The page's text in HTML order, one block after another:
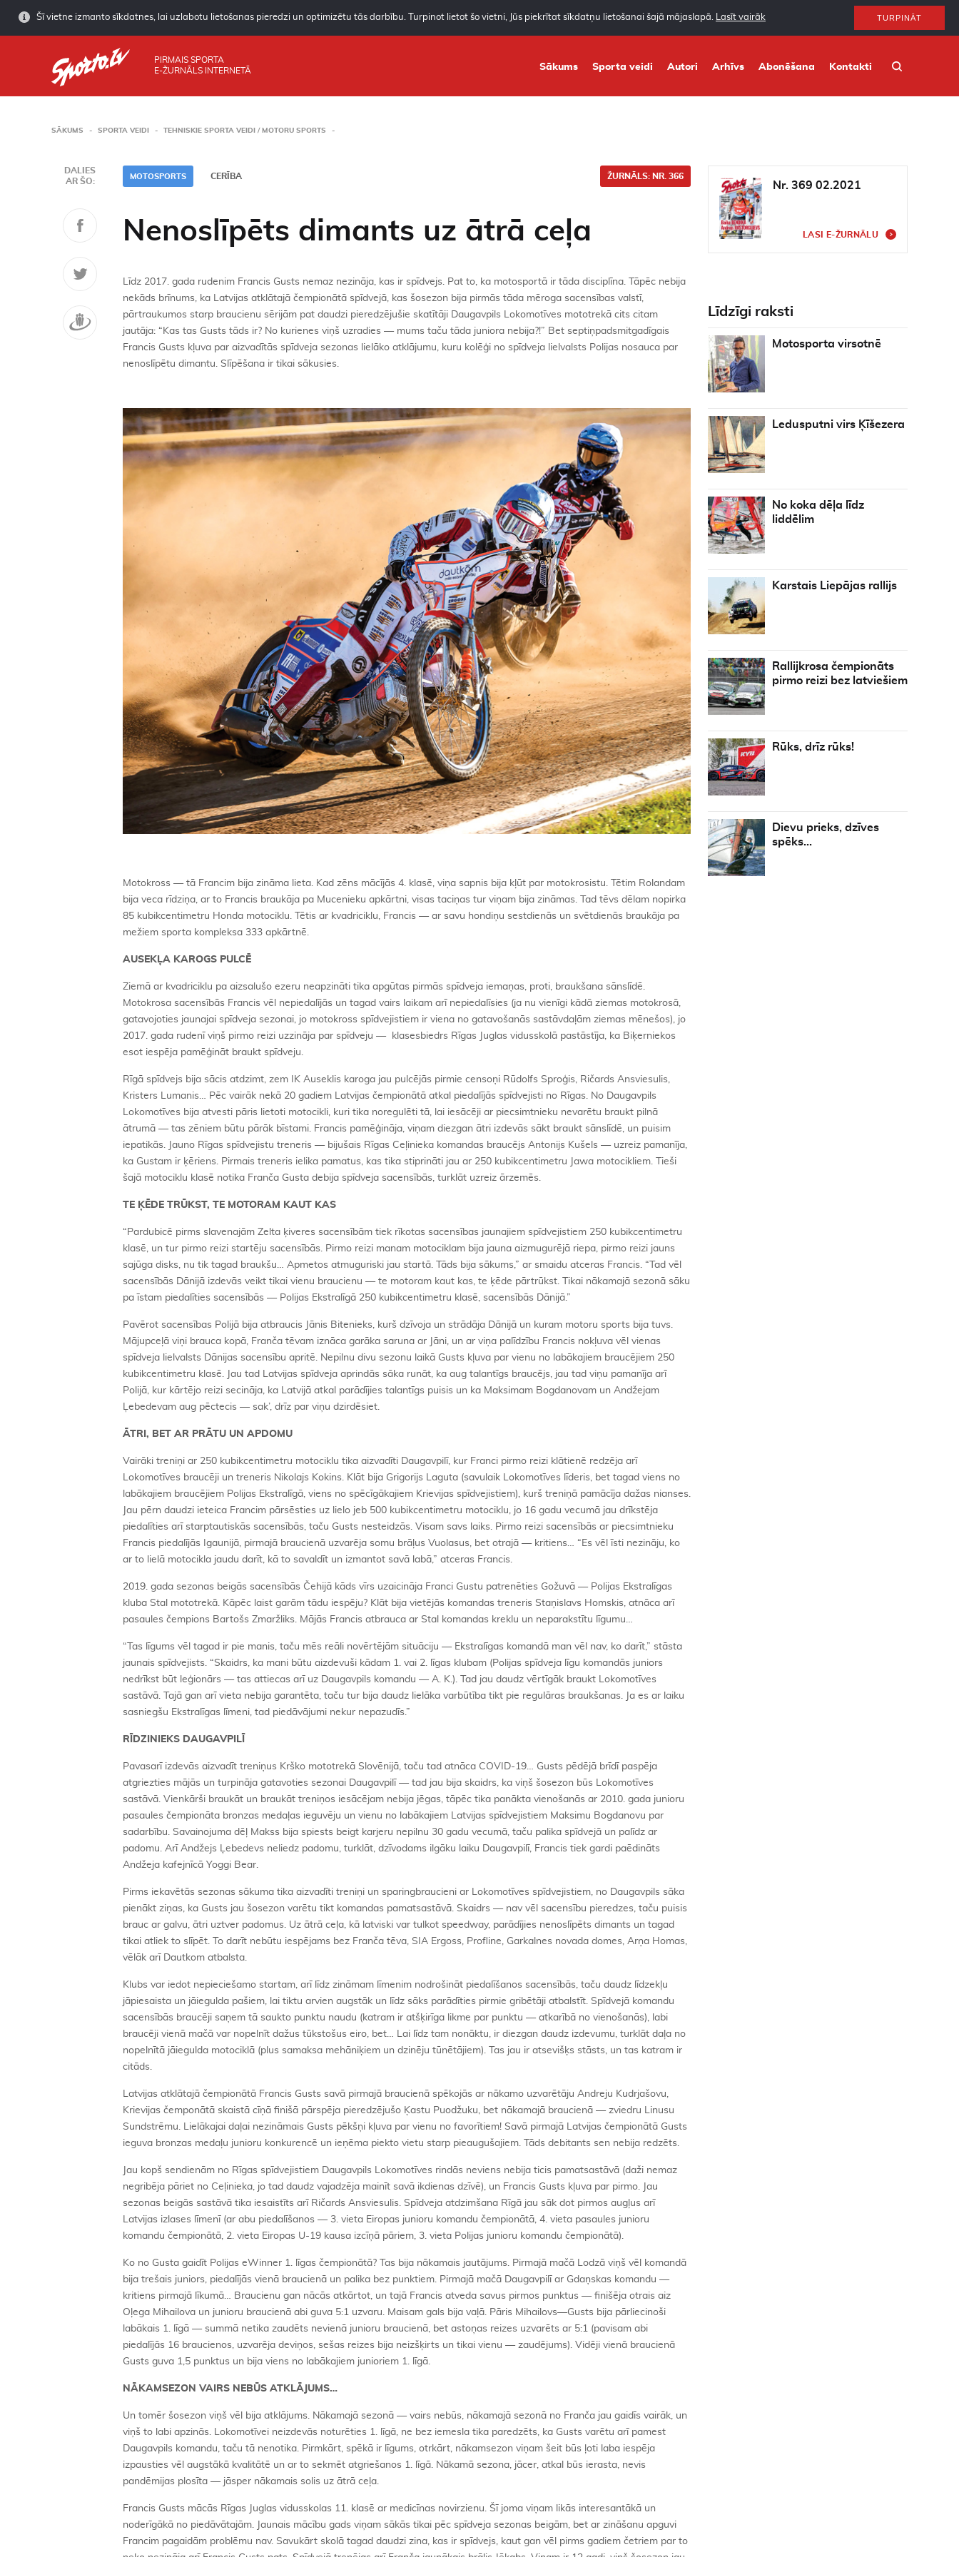
Šī vietne izmanto sīkdatnes, lai uzlabotu lietošanas pieredzi un optimizētu tās darbību. Turpinot lietot šo vietni, Jūs piekrītat sīkdatņu lietošanai šajā mājaslapā. Lasīt vairāk TURPINĀT
PIRMAIS SPORTA
E-ŽURNĀLS INTERNETĀ
Sākums Sporta veidi Autori Arhīvs Abonēšana Kontakti
SĀKUMS SPORTA VEIDI TEHNISKIE SPORTA VEIDI / MOTORU SPORTS
DALIES
AR ŠO:
MOTOSPORTS ŽURNĀLS: NR. 366
CERĪBA
Nenoslīpēts dimants uz ātrā ceļa
Līdz 2017. gada rudenim Francis Gusts nemaz nezināja, kas ir spīdvejs. Pat to, ka motosportā ir tāda disciplīna. Tāpēc nebija
nekāds brīnums, ka Latvijas atklātajā čempionātā spīdvejā, kas šosezon bija pirmās tāda mēroga sacensības valstī,
pārtraukumos starp braucienu sērijām pat daudzi pieredzējušie skatītāji Daugavpils Lokomotīves mototrekā cits citam
jautāja: “Kas tas Gusts tāds ir? No kurienes viņš uzradies — mums taču tāda juniora nebija?!” Bet septiņpadsmitgadīgais
Francis Gusts kļuva par aizvadītās spīdveja sezonas lielāko atklājumu, kuru kolēģi no spīdveja lielvalsts Polijas nosauca par
nenoslīpētu dimantu. Slīpēšana ir tikai sākusies.
Motokross — tā Francim bija zināma lieta. Kad zēns mācījās 4. klasē, viņa sapnis bija kļūt par motokrosistu. Tētim Rolandam
bija veca rīdziņa, ar to Francis braukāja pa Mucenieku apkārtni, visas taciņas tur viņam bija zināmas. Tad tēvs dēlam nopirka
85 kubikcentimetru Honda motociklu. Tētis ar kvadriciklu, Francis — ar savu hondiņu sestdienās un svētdienās braukāja pa
mežiem sporta kompleksa 333 apkārtnē.
AUSEKĻA KAROGS PULCĒ
Ziemā ar kvadriciklu pa aizsalušo ezeru neapzināti tika apgūtas pirmās spīdveja iemaņas, proti, braukšana sānslīdē.
Motokrosa sacensībās Francis vēl nepiedalījās un tagad vairs laikam arī nepiedalīsies (ja nu vienīgi kādā ziemas motokrosā,
gatavojoties jaunajai spīdveja sezonai, jo motokross spīdvejistiem ir viena no gatavošanās sastāvdaļām ziemas mēnešos), jo
2017. gada rudenī viņš pirmo reizi uzzināja par spīdveju — klasesbiedrs Rīgas Juglas vidusskolā pastāstīja, ka Biķerniekos
esot iespēja pamēģināt braukt spīdveju.
Rīgā spīdvejs bija sācis atdzimt, zem IK Auseklis karoga jau pulcējās pirmie censoņi Rūdolfs Sproģis, Ričards Ansviesulis,
Kristers Lumanis… Pēc vairāk nekā 20 gadiem Latvijas čempionātā atkal piedalījās spīdvejisti no Rīgas. No Daugavpils
Lokomotīves bija atvesti pāris lietoti motocikli, kuri tika noregulēti tā, lai iesācēji ar piecsimtnieku nevarētu braukt pilnā
ātrumā — tas zēniem būtu pārāk bīstami. Francis pamēģināja, viņam diezgan ātri izdevās sākt braukt sānslīdē, un puisim
iepatikās. Jauno Rīgas spīdvejistu treneris — bijušais Rīgas Ceļinieka komandas braucējs Antonijs Kušels — uzreiz pamanīja,
ka Gustam ir ķēriens. Pirmais treneris ielika pamatus, kas tika stiprināti jau ar 250 kubikcentimetru Jawa motocikliem. Tieši
šajā motociklu klasē notika Franča Gusta debija spīdveja sacensībās, turklāt uzreiz ārzemēs.
TE ĶĒDE TRŪKST, TE MOTORAM KAUT KAS
“Pardubicē pirms slavenajām Zelta ķiveres sacensībām tiek rīkotas sacensības jaunajiem spīdvejistiem 250 kubikcentimetru
klasē, un tur pirmo reizi startēju sacensībās. Pirmo reizi manam motociklam bija jauna aizmugurējā riepa, pirmo reizi jauns
sajūga disks, nu tik tagad braukšu… Apmetos atmuguriski jau startā. Tāds bija sākums,” ar smaidu atceras Francis. “Tad vēl
sacensībās Dānijā izdevās veikt tikai vienu braucienu — te motoram kaut kas, te ķēde pārtrūkst. Tikai nākamajā sezonā sāku
pa īstam piedalīties sacensībās — Polijas Ekstralīgā 250 kubikcentimetru klasē, sacensībās Dānijā.”
Pavērot sacensības Polijā bija atbraucis Jānis Bitenieks, kurš dzīvoja un strādāja Dānijā un kuram motoru sports bija tuvs.
Mājupceļā viņi brauca kopā, Franča tēvam iznāca garāka saruna ar Jāni, un ar viņa palīdzību Francis nokļuva vēl vienas
spīdveja lielvalsts Dānijas sacensību apritē. Nepilnu divu sezonu laikā Gusts kļuva par vienu no labākajiem braucējiem 250
kubikcentimetru klasē. Jau tad Latvijas spīdveja aprindās sāka runāt, ka aug talantīgs braucējs, jau tad viņu pamanīja arī
Polijā, kur kārtējo reizi secināja, ka Latvijā atkal parādījies talantīgs puisis un ka Maksimam Bogdanovam un Andžejam
Ļebedevam aug pēctecis — sak’, drīz par viņu dzirdēsiet.
ĀTRI, BET AR PRĀTU UN APDOMU
Vairāki treniņi ar 250 kubikcentimetru motociklu tika aizvadīti Daugavpilī, kur Franci pirmo reizi klātienē redzēja arī
Lokomotīves braucēji un treneris Nikolajs Kokins. Klāt bija Grigorijs Laguta (savulaik Lokomotīves līderis, bet tagad viens no
labākajiem braucējiem Polijas Ekstralīgā, viens no spēcīgākajiem Krievijas spīdvejistiem), kurš treniņā pamācīja dažas nianses.
Jau pērn daudzi ieteica Francim pārsēsties uz lielo jeb 500 kubikcentimetru motociklu, jo 16 gadu vecumā jau drīkstēja
piedalīties arī starptautiskās sacensībās, taču Gusts nesteidzās. Visam savs laiks. Pirmo reizi sacensībās ar piecsimtnieku
Francis piedalījās Igaunijā, pirmajā braucienā uzvarēja somu brāļus Vuolasus, bet otrajā — kritiens… “Es vēl īsti nezināju, ko
ar to lielā motocikla jaudu darīt, kā to savaldīt un izmantot savā labā,” atceras Francis.
2019. gada sezonas beigās sacensībās Čehijā kāds vīrs uzaicināja Franci Gustu patrenēties Gožuvā — Polijas Ekstralīgas
kluba Stal mototrekā. Kāpēc laist garām tādu iespēju? Klāt bija vietējās komandas treneris Staņislavs Homskis, atnāca arī
pasaules čempions Bartošs Zmaržliks. Mājās Francis atbrauca ar Stal komandas kreklu un neparakstītu līgumu…
“Tas līgums vēl tagad ir pie manis, taču mēs reāli novērtējām situāciju — Ekstralīgas komandā man vēl nav, ko darīt,” stāsta
jaunais spīdvejists. “Skaidrs, ka mani būtu aizdevuši kādam 1. vai 2. līgas klubam (Polijas spīdveja līgu komandās juniors
nedrīkst būt leģionārs — tas attiecas arī uz Daugavpils komandu — A. K.). Tad jau daudz vērtīgāk braukt Lokomotīves
sastāvā. Tajā gan arī vieta nebija garantēta, taču tur bija daudz lielāka varbūtība tikt pie regulāras braukšanas. Ja es ar laiku
sasniegšu Ekstralīgas līmeni, tad piedāvājumi nekur nepazudīs.”
RĪDZINIEKS DAUGAVPILĪ
Pavasarī izdevās aizvadīt treniņus Krško mototrekā Slovēnijā, taču tad atnāca COVID-19… Gusts pēdējā brīdī paspēja
atgriezties mājās un turpināja gatavoties sezonai Daugavpilī — tad jau bija skaidrs, ka viņš šosezon būs Lokomotīves
sastāvā. Vienkārši braukāt un braukāt treniņos iesācējam nebija jēgas, tāpēc tika panākta vienošanās ar 2010. gada junioru
pasaules čempionāta bronzas medaļas ieguvēju un vienu no labākajiem Latvijas spīdvejistiem Maksimu Bogdanovu par
sadarbību. Savainojuma dēļ Makss bija spiests beigt karjeru nepilnu 30 gadu vecumā, taču palika spīdvejā un palīdz ar
padomu. Arī Andžejs Ļebedevs neliedz padomu, turklāt, dzīvodams ilgāku laiku Daugavpilī, Francis tiek gardi paēdināts
Andžeja kafejnīcā Yoggi Bear.
Pirms iekavētās sezonas sākuma tika aizvadīti treniņi un sparingbraucieni ar Lokomotīves spīdvejistiem, no Daugavpils sāka
pienākt ziņas, ka Gusts jau šosezon varētu tikt komandas pamatsastāvā. Skaidrs — nav vēl sacensību pieredzes, taču puisis
brauc ar galvu, ātri uztver padomus. Uz ātrā ceļa, kā latviski var tulkot speedway, parādījies nenoslīpēts dimants un tagad
tikai atliek to slīpēt. To darīt nebūtu iespējams bez Franča tēva, SIA Ergoss, Profline, Garkalnes novada domes, Arņa Homas,
vēlāk arī Dautkom atbalsta.
Klubs var iedot nepieciešamo startam, arī līdz zināmam līmenim nodrošināt piedalīšanos sacensībās, taču daudz līdzekļu
jāpiesaista un jāiegulda pašiem, lai tiktu arvien augstāk un līdz sāks parādīties pirmie gribētāji atbalstīt. Spīdvejā komandu
sacensībās braucēji saņem tā saukto punktu naudu (katram ir atšķirīga likme par punktu — atkarībā no vienošanās), labi
braucēji vienā mačā var nopelnīt dažus tūkstošus eiro, bet… Lai līdz tam nonāktu, ir diezgan daudz izdevumu, turklāt daļa no
nopelnītā jāiegulda motociklā (plus samaksa mehāniķiem un dzinēju tūnētājiem). Tas jau ir atsevišķs stāsts, un tas katram ir
citāds.
Latvijas atklātajā čempionātā Francis Gusts savā pirmajā braucienā spēkojās ar nākamo uzvarētāju Andreju Kudrjašovu,
Krievijas čemponātā skaistā cīņā finišā pārspēja pieredzējušo Ķastu Puodžuku, bet nākamajā braucienā — zviedru Linusu
Sundstrēmu. Lielākajai daļai nezināmais Gusts pēkšņi kļuva par vienu no favorītiem! Savā pirmajā Latvijas čempionātā Gusts
ieguva bronzas medaļu junioru konkurencē un ieņēma piekto vietu starp pieaugušajiem. Tāds debitants sen nebija redzēts.
Jau kopš sendienām no Rīgas spīdvejistiem Daugavpils Lokomotīves rindās neviens nebija ticis pamatsastāvā (daži nemaz
negribēja pāriet no Ceļinieka, jo tad daudz vajadzēja mainīt savā ikdienas dzīvē), un Francis Gusts kļuva par pirmo. Jau
sezonas beigās sastāvā tika iesaistīts arī Ričards Ansviesulis. Spīdveja atdzimšana Rīgā jau sāk dot pirmos augļus arī
Latvijas izlases līmenī (ar abu piedalīšanos — 3. vieta Eiropas junioru komandu čempionātā, 4. vieta pasaules junioru
komandu čempionātā, 2. vieta Eiropas U-19 kausa izcīņā pāriem, 3. vieta Polijas junioru komandu čempionātā).
Ko no Gusta gaidīt Polijas eWinner 1. līgas čempionātā? Tas bija nākamais jautājums. Pirmajā mačā Lodzā viņš vēl komandā
bija trešais juniors, piedalījās vienā braucienā un palika bez punktiem. Pirmajā mačā Daugavpilī ar Gdaņskas komandu —
kritiens pirmajā līkumā… Braucienu gan nācās atkārtot, un tajā Francis atveda savus pirmos punktus — finišēja otrais aiz
Oļega Mihailova un junioru braucienā abi guva 5:1 uzvaru. Maisam gals bija vaļā. Pāris Mihailovs—Gusts bija pārliecinoši
labākais 1. līgā — summā netika zaudēts nevienā junioru braucienā, bet astoņas reizes uzvarēts ar 5:1 (pavisam abi
piedalījās 16 braucienos, uzvarēja deviņos, sešas reizes bija neizšķirts un tikai vienu — zaudējums). Vidēji vienā braucienā
Gusts guva 1,5 punktus un bija viens no labākajiem junioriem 1. līgā.
NĀKAMSEZON VAIRS NEBŪS ATKLĀJUMS…
Un tomēr šosezon viņš vēl bija atklājums. Nākamajā sezonā — vairs nebūs, nākamajā sezonā no Franča jau gaidīs vairāk, un
viņš to labi apzinās. Lokomotīvei neizdevās noturēties 1. līgā, ne bez iemesla tika paredzēts, ka Gusts varētu arī pamest
Daugavpils komandu, taču tā nenotika. Pirmkārt, spēkā ir līgums, otrkārt, nākamsezon viņam šeit būs ļoti laba iespēja
izpausties vēl augstākā kvalitātē un ar to sekmēt atgriešanos 1. līgā. Nākamā sezona, jācer, atkal būs ierasta, nevis
pandēmijas plosīta — jāsper nākamais solis uz ātrā ceļa.
Francis Gusts mācās Rīgas Juglas vidusskolas 11. klasē ar medicīnas novirzienu. Šī joma viņam likās interesantākā un
noderīgākā no piedāvātajām. Jaunais mācību gads viņam sākās tikai pēc spīdveja sezonas beigām, bet ar zināšanu apguvi
Francim pagaidām problēmu nav. Savukārt skolā tagad daudzi zina, kas ir spīdvejs, kaut gan vēl pirms gadiem četriem par to
Nr. 369 02.2021
LASI E-ŽURNĀLU
Līdzīgi raksti
Motosporta virsotnē
Ledusputni virs Ķīšezera
No koka dēļa līdz
liddēlim
Karstais Liepājas rallijs
Rallijkrosa čempionāts
pirmo reizi bez latviešiem
Rūks, drīz rūks!
Dievu prieks, dzīves
spēks…